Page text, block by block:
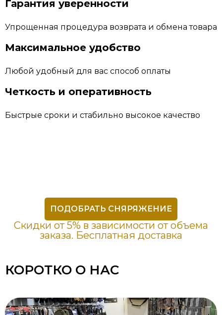
ПОДОБРАТЬ СНЯРЯЖЕНИЕ
Скидки от 5% в зависимости от объема
заказа. Бесплатная доставка
Гарантия уверенности
Упрощенная процедура возврата и обмена товара
Максимальное удобство
Любой удобный для вас способ оплаты
Четкость и оперативность
Быстрые сроки и стабильно высокое качество
КОРОТКО О НАС